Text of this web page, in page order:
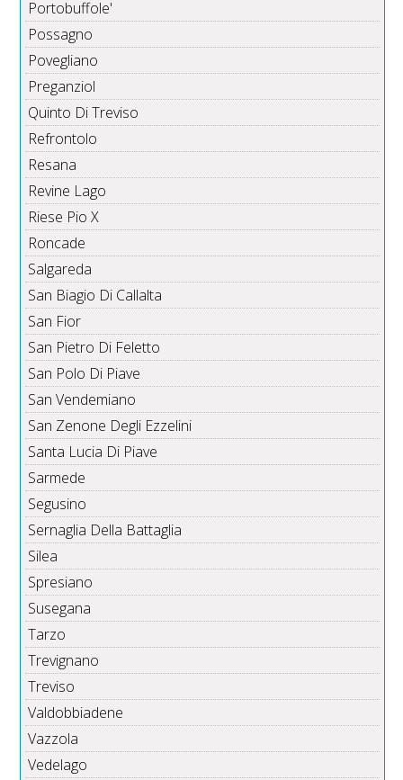
Portobuffole'
Possagno
Povegliano
Preganziol
Quinto Di Treviso
Refrontolo
Resana
Revine Lago
Riese Pio X
Roncade
Salgareda
San Biagio Di Callalta
San Fior
San Pietro Di Feletto
San Polo Di Piave
San Vendemiano
San Zenone Degli Ezzelini
Santa Lucia Di Piave
Sarmede
Segusino
Sernaglia Della Battaglia
Silea
Spresiano
Susegana
Tarzo
Trevignano
Treviso
Valdobbiadene
Vazzola
Vedelago